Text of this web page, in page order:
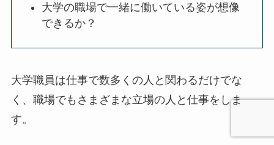
大学の職場で一緒に働いている姿が想像
できるか？
大学職員は仕事で数多くの人と関わるだけでな
く、職場でもさまざまな立場の人と仕事をしま
す。